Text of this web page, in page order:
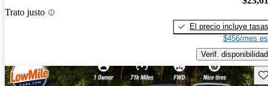
Trato justo
El precio incluye tasas
$456/mes
Verif. disponibilidad